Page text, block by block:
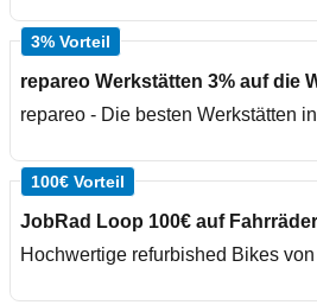
3% Vorteil
repareo Werkstätten 3% auf die
repareo - Die besten Werkstätten
100€ Vorteil
JobRad Loop 100€ auf Fahrräder
Hochwertige refurbished Bikes